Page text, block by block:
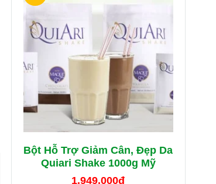
Bột Hỗ Trợ Giảm Cân, Đẹp Da
Quiari Shake 1000g Mỹ
1.949.000đ